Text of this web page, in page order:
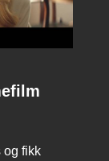
og fikk